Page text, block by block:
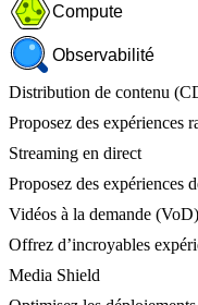
Compute
Observabilité
Distribution de contenu
Proposez des expériences
Streaming en direct
Proposez des expériences
Vidéos à la demande (VoD)
Offrez d’incroyables
Media Shield